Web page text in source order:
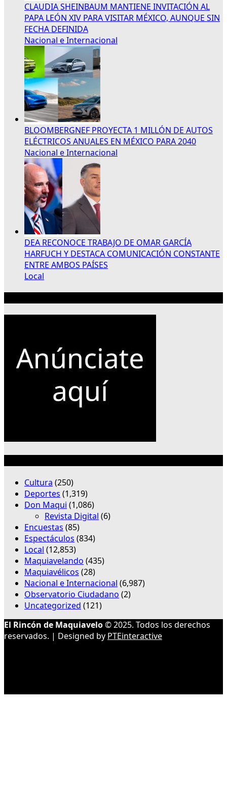
CLAUDIA SHEINBAUM MANTIENE INVITACIÓN AL
PAPA LEÓN XIV PARA VISITAR MÉXICO, AUNQUE SIN
FECHA DEFINIDA
Nacional e Internacional
BLOOMBERGNEF PROYECTA 1 MILLÓN DE AUTOS
ELÉCTRICOS ANUALES EN MÉXICO PARA 2040
Nacional e Internacional
DEA RECONOCE TRABAJO DE OMAR GARCÍA
HARFUCH Y DESTACA COMUNICACIÓN CONSTANTE
ENTRE AMBOS PAÍSES
Local
Cultura (250)
Deportes (1,319)
Don Maqui (1,086)
Revista Digital (6)
Encuestas (85)
Espectáculos (834)
Local (12,853)
Maquiavelando (435)
Maquiavélicos (28)
Nacional e Internacional (6,987)
Observatorio Ciudadano (2)
Uncategorized (121)
El Rincón de Maquiavelo© 2025. Todos los derechos
reservados. | Designed by PTEinteractive